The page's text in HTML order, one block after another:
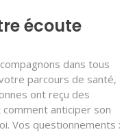
écoute
dans tous
parcours de santé,
ont reçu des
anticiper son
Vos questionnements :